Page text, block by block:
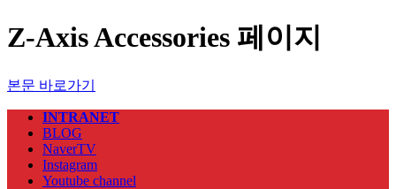
Z-Axis Accessories 페이지
본문 바로가기
INTRANET
BLOG
NaverTV
Instagram
Youtube channel